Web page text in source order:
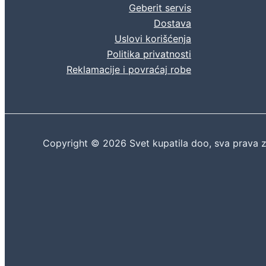
Geberit servis
Dostava
Uslovi korišćenja
Politika privatnosti
Reklamacije i povraćaj robe
Copyright © 2026 Svet kupatila doo, sva prava